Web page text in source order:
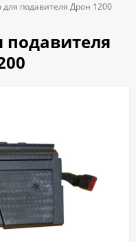
для подавителя Дрон 1200
подавителя